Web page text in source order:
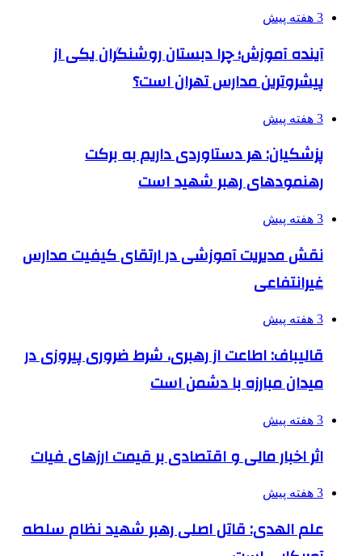
3 هفته پیش
آینده آموزش؛ چرا دبستان روشنگران یکی از
پیشروترین مدارس تهران است؟
3 هفته پیش
پزشکیان: هر دستاوردی داریم به برکت
رهنمودهای رهبر شهید است
3 هفته پیش
نقش مدیریت آموزشی در ارتقای کیفیت مدارس
غیرانتفاعی
3 هفته پیش
قالیباف: اطاعت از رهبری، شرط ضروری پیروزی در
میدان مبارزه با دشمن است
3 هفته پیش
اثر اخبار مالی و اقتصادی بر قیمت ارزهای فیات
3 هفته پیش
علم الهدی: قاتل اصلی رهبر شهید نظام سلطه